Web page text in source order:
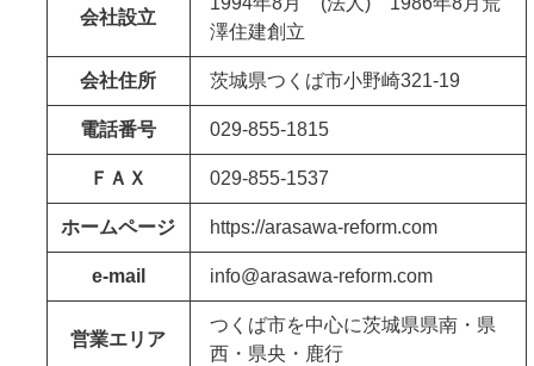
会社設立
澤住建創立
会社住所 茨城県つくば市小野崎321-19
電話番号 029-855-1815
ＦＡＸ 029-855-1537
ホームページ https://arasawa-reform.com
e-mail info@arasawa-reform.com
営業エリア
つくば市を中心に茨城県県南・県
西・県央・鹿行